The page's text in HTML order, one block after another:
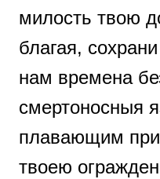
милость твою
благая,
нам времена
смертоносныя
плавающим
твоею